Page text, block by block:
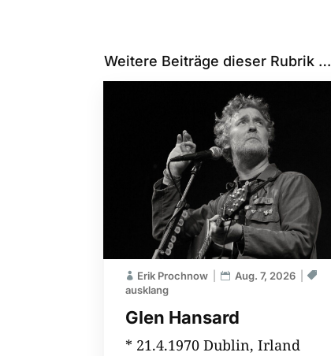
Weitere Beiträge dieser Rubrik …
Glen Hansard
Erik Prochnow
Aug. 7, 2026
ausklang
* 21.4.1970 Dublin, Irland